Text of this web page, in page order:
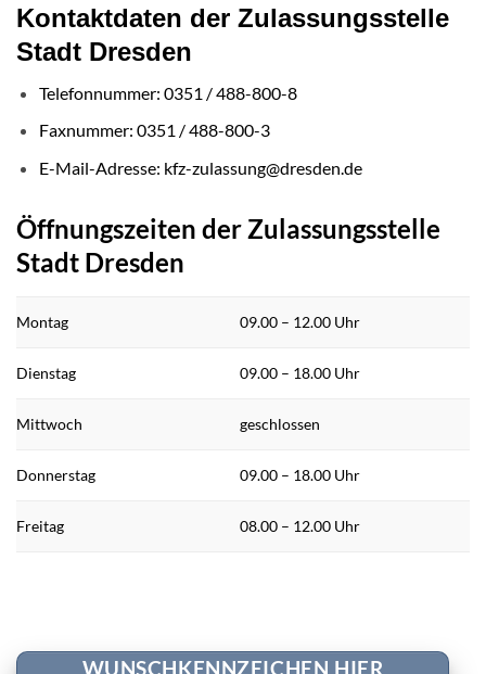
Kontaktdaten der Zulassungsstelle
Stadt Dresden
Telefonnummer: 0351 / 488-800-8
Faxnummer: 0351 / 488-800-3
E-Mail-Adresse: kfz-zulassung@dresden.de
Öffnungszeiten der Zulassungsstelle
Stadt Dresden
Montag 09.00 – 12.00 Uhr
Dienstag 09.00 – 18.00 Uhr
Mittwoch geschlossen
Donnerstag 09.00 – 18.00 Uhr
Freitag 08.00 – 12.00 Uhr
WUNSCHKENNZEICHEN HIER